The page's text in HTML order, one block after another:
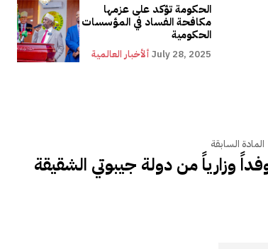
الحكومة تؤكد على عزمها
مكافحة الفساد في المؤسسات
الحكومية
ألأخبار العالمية July 28, 2025
المادة السابقة
وزارياً من دولة جيبوتي الشقيقة